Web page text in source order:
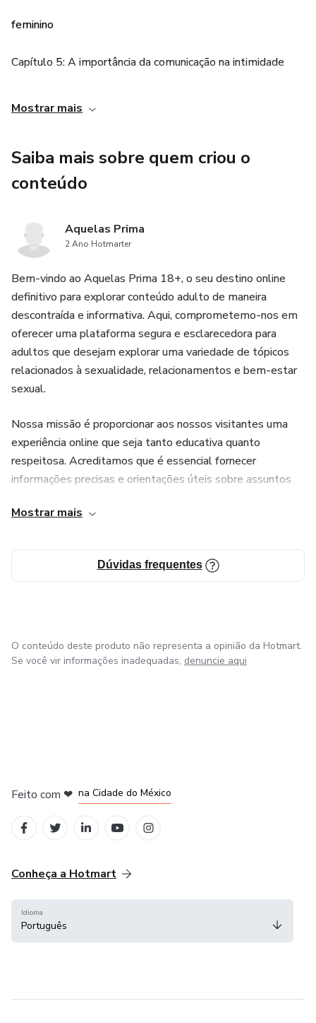
feminino
Capítulo 5: A importância da comunicação na intimidade
Mostrar mais
Saiba mais sobre quem criou o
conteúdo
Aquelas Prima
2 Ano Hotmarter
Bem-vindo ao Aquelas Prima 18+, o seu destino online
definitivo para explorar conteúdo adulto de maneira
descontraída e informativa. Aqui, comprometemo-nos em
oferecer uma plataforma segura e esclarecedora para
adultos que desejam explorar uma variedade de tópicos
relacionados à sexualidade, relacionamentos e bem-estar
sexual.
Nossa missão é proporcionar aos nossos visitantes uma
experiência online que seja tanto educativa quanto
respeitosa. Acreditamos que é essencial fornecer
informações precisas e orientações úteis sobre assuntos
torno de questões relacionadas ao prazer, saúde e
Mostrar mais
Dúvidas frequentes
O conteúdo deste produto não representa a opinião da Hotmart.
Se você vir informações inadequadas, denuncie aqui
Feito com ❤ na Cidade do México
Conheça a Hotmart
Idioma
Português